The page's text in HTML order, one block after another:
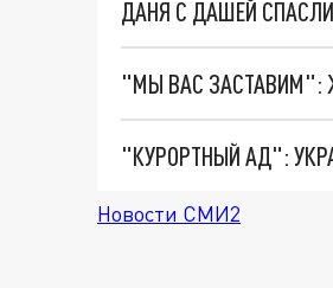
ДАНЯ С ДАШЕЙ
"КУРОРТНЫЙ АД":
Новости СМИ2